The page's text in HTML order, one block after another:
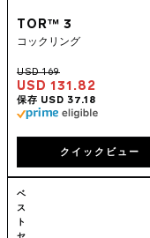
TOR™ 3
コックリング
USD 131.82
クイックビュー
ベ
ス
ト